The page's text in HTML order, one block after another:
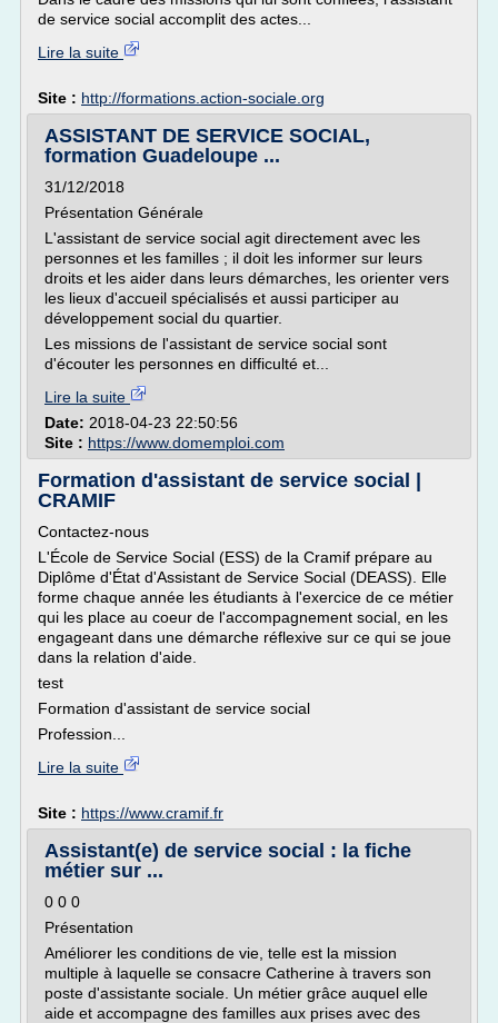
de service social accomplit des actes...
Lire la suite
Site : http://formations.action-sociale.org
ASSISTANT DE SERVICE SOCIAL,
formation Guadeloupe ...
31/12/2018
Présentation Générale
L'assistant de service social agit directement avec les
personnes et les familles ; il doit les informer sur leurs
droits et les aider dans leurs démarches, les orienter vers
les lieux d'accueil spécialisés et aussi participer au
développement social du quartier.
Les missions de l'assistant de service social sont
d'écouter les personnes en difficulté et...
Lire la suite
Date: 2018-04-23 22:50:56
Site : https://www.domemploi.com
Formation d'assistant de service social |
CRAMIF
Contactez-nous
L'École de Service Social (ESS) de la Cramif prépare au
Diplôme d'État d'Assistant de Service Social (DEASS). Elle
forme chaque année les étudiants à l'exercice de ce métier
qui les place au coeur de l'accompagnement social, en les
engageant dans une démarche réflexive sur ce qui se joue
dans la relation d'aide.
test
Formation d'assistant de service social
Profession...
Lire la suite
Site : https://www.cramif.fr
Assistant(e) de service social : la fiche
métier sur ...
0 0 0
Présentation
Améliorer les conditions de vie, telle est la mission
multiple à laquelle se consacre Catherine à travers son
poste d'assistante sociale. Un métier grâce auquel elle
aide et accompagne des familles aux prises avec des